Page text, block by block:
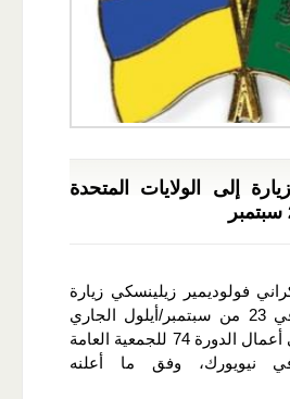
إلى الولايات المتحدة
فولوديمير زيلينسكي زيارة
الولايات المتحدة في 23 من سبتمبر/أيلول الجاري
وذلك للمشاركة في أعمال الدورة 74 للجمعية العامة
نيويورك، وفق ما أعلنه